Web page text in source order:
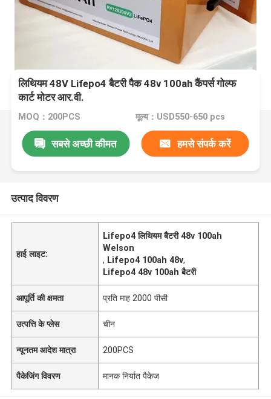
लिथियम 48V Lifepo4 बैटरी पैक 48v 100ah कैंपर्स गोल्फ
कार्ट मोटर आर.वी.
MOQ：200PCS मूल्य：USD550-650 pcs
सबसे अच्छी कीमत हमसे संपर्क करें
उत्पाद विवरण
हाई लाइट:
Lifepo4 लिथियम बैटरी 48v 100ah
Welson
, Lifepo4 100ah 48v,
Lifepo4 48v 100ah बैटरी
आपूर्ति की क्षमता प्रति माह 2000 पीसी
उत्पत्ति के प्लेस चीन
न्यूनतम आदेश मात्रा 200PCS
पैकेजिंग विवरण मानक निर्यात पैकेज